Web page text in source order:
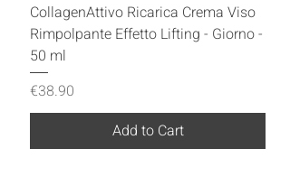
CollagenAttivo Ricarica Crema Viso
Rimpolpante Effetto Lifting - Giorno -
50 ml
Price
€38.90
Add to Cart